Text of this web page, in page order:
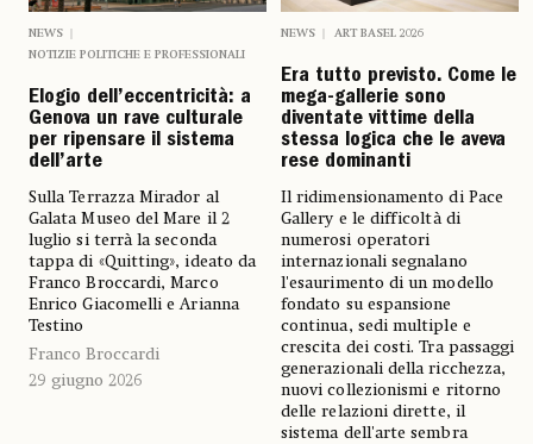
NEWS
NOTIZIE POLITICHE E PROFESSIONALI
Elogio dell’eccentricità: a
Genova un rave culturale
per ripensare il sistema
dell’arte
Sulla Terrazza Mirador al
Galata Museo del Mare il 2
luglio si terrà la seconda
tappa di «Quitting», ideato da
Franco Broccardi, Marco
Enrico Giacomelli e Arianna
Testino
Franco Broccardi
29 giugno 2026
NEWS ART BASEL 2026
Era tutto previsto. Come le
mega-gallerie sono
diventate vittime della
stessa logica che le aveva
rese dominanti
Il ridimensionamento di Pace
Gallery e le difficoltà di
numerosi operatori
internazionali segnalano
l'esaurimento di un modello
fondato su espansione
continua, sedi multiple e
crescita dei costi. Tra passaggi
generazionali della ricchezza,
nuovi collezionismi e ritorno
delle relazioni dirette, il
sistema dell'arte sembra